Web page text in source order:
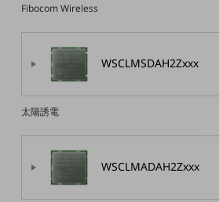
タフネススマートフォン
データ通信製品
ドコモケータイ
通信モジュール製品
衛星携帯電話
IOT完了済みメーカーブランド製品
Fibocom Wireless
WSCLMSDAH2Zxxx
太陽誘電
WSCLMADAH2Zxxx